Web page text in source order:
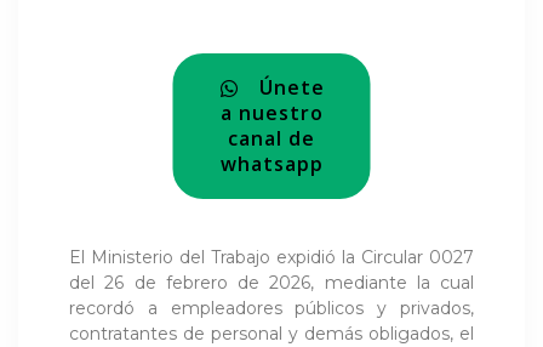
Únete
a nuestro
canal de
whatsapp
El Ministerio del Trabajo expidió la Circular 0027
del 26 de febrero de 2026, mediante la cual
recordó a empleadores públicos y privados,
contratantes de personal y demás obligados, el